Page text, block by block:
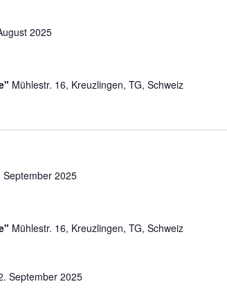
2025
Mühlestr. 16, Kreuzlingen, TG, Schweiz
September 2025
Mühlestr. 16, Kreuzlingen, TG, Schweiz
September 2025